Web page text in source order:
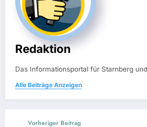
Redaktion
Das Informationsportal für Starnberg
Alle Beiträge Anzeigen
Vorheriger Beitrag